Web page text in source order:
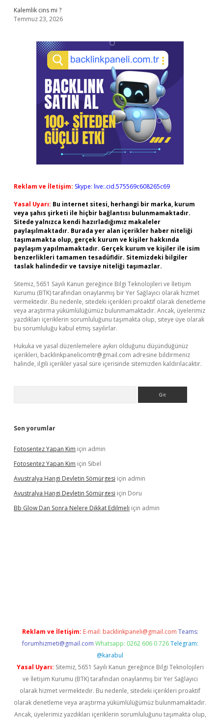
Kalemlik cins mi ?
Temmuz 23, 2026
Reklam ve İletişim: Skype: live:.cid.575569c608265c69
Yasal Uyarı: Bu internet sitesi, herhangi bir marka, kurum
veya şahıs şirketi ile hiçbir bağlantısı bulunmamaktadır.
Sitede yalnızca kendi hazırladığımız makaleler
paylaşılmaktadır. Burada yer alan içerikler haber niteliği
taşımamakta olup, gerçek kurum ve kişiler hakkında
paylaşım yapılmamaktadır. Gerçek kurum ve kişiler ile isim
benzerlikleri tamamen tesadüfidir. Sitemizdeki bilgiler
taslak halindedir ve tavsiye niteliği taşımazlar.
Sitemiz, 5651 Sayılı Kanun gereğince Bilgi Teknolojileri ve İletişim
Kurumu (BTK) tarafından onaylanmış bir Yer Sağlayıcı olarak hizmet
vermektedir. Bu nedenle, sitedeki içerikleri proaktif olarak denetleme
veya araştırma yükümlülüğümüz bulunmamaktadır. Ancak, üyelerimiz
yazdıkları içeriklerin sorumluluğunu taşımakta olup, siteye üye olarak
bu sorumluluğu kabul etmiş sayılırlar.
Hukuka ve yasal düzenlemelere aykırı olduğunu düşündüğünüz
içerikleri, backlinkpanelicomtr@gmail.com adresine bildirmeniz
halinde, ilgili içerikler yasal süre içerisinde sitemizden kaldırılacaktır.
Son yorumlar
Fotosentez Yapan Kim için admin
Fotosentez Yapan Kim için Sibel
Avustralya Hangi Devletin Sömürgesi için admin
Avustralya Hangi Devletin Sömürgesi için Doru
Bb Glow Dan Sonra Nelere Dikkat Edilmeli için admin
Reklam ve İletişim: E-mail: backlinkpaneli@gmail.com Teams:
forumhizmeti@gmail.com Whatsapp: 0262 606 0 726 Telegram:
@karabul
Yasal Uyarı: Sitemiz, 5651 Sayılı Kanun gereğince Bilgi Teknolojileri
ve İletişim Kurumu (BTK) tarafından onaylanmış bir Yer Sağlayıcı
olarak hizmet vermektedir. Bu nedenle, sitedeki içerikleri proaktif
olarak denetleme veya araştırma yükümlülüğümüz bulunmamaktadır.
Ancak, üyelerimiz yazdıkları içeriklerin sorumluluğunu taşımakta olup,